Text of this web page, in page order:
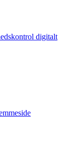
digitalt